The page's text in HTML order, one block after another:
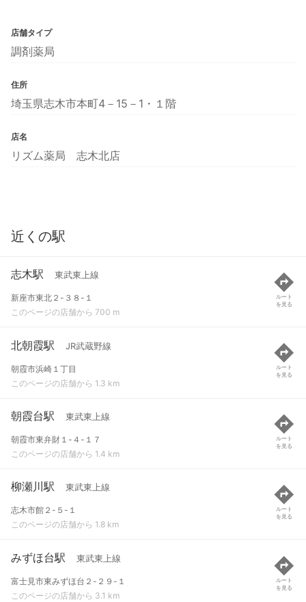
店舗タイプ
調剤薬局
住所
埼玉県志木市本町4－15－1・１階
店名
リズム薬局 志木北店
近くの駅
志木駅 東武東上線
新座市東北２-３８-１
このページの店舗から 700 m
ルート
を見る
北朝霞駅 JR武蔵野線
朝霞市浜崎１丁目
このページの店舗から 1.3 km
ルート
を見る
朝霞台駅 東武東上線
朝霞市東弁財１-４-１７
このページの店舗から 1.4 km
ルート
を見る
柳瀬川駅 東武東上線
志木市館２-５-１
このページの店舗から 1.8 km
ルート
を見る
みずほ台駅 東武東上線
富士見市東みずほ台２-２９-１
このページの店舗から 3.1 km
ルート
を見る